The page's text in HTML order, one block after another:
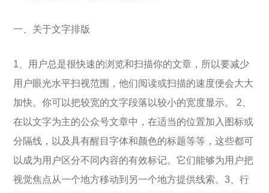
一、关于文字排版
1、用户总是很快速的浏览和扫描你的文章，所以要减少
用户眼光水平扫视范围，他们阅读或扫描的速度便会大大
加快。你可以把较宽的文字段落以较小的宽度显示。 2、
在以文字为主的公众号文章中，在适当的位置加入图标或
分隔线，以及具有醒目字体和颜色的标题等等，这些都可
以成为用户区分不同内容的有效标记。它们能够为用户把
视觉焦点从一个地方移动到另一个地方提供线索。3、行